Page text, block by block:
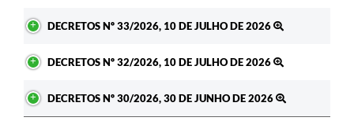
DECRETOS Nº 33/2026, 10 DE JULHO DE 2026
DECRETOS Nº 32/2026, 10 DE JULHO DE 2026
DECRETOS Nº 30/2026, 30 DE JUNHO DE 2026